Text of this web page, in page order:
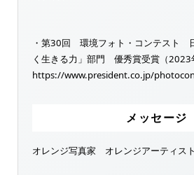
・第30回 環境フォト・コンテスト
く生きる力」部門 優秀賞受賞（2023
https://www.president.co.jp/
メッセージ
オレンジ写真家 オレンジアーティス